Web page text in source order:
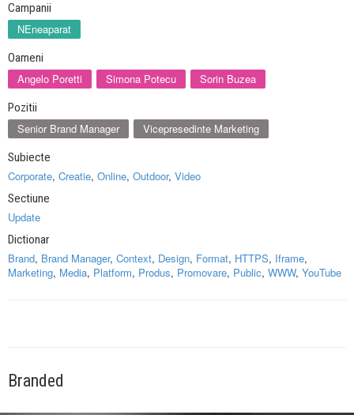
Campanii
NEneaparat
Oameni
Angelo Poretti Simona Potecu Sorin Buzea
Pozitii
Senior Brand Manager Vicepresedinte Marketing
Subiecte
Corporate, Creatie, Online, Outdoor, Video
Sectiune
Update
Dictionar
Brand, Brand Manager, Context, Design, Format, HTTPS, Iframe,
Marketing, Media, Platform, Produs, Promovare, Public, WWW, YouTube
Branded